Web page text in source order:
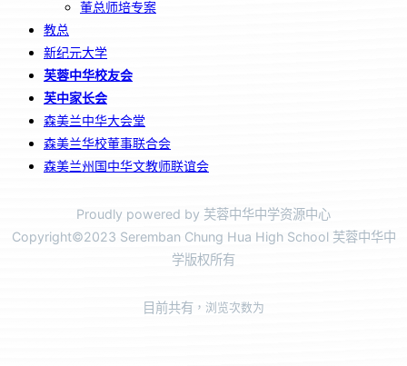
董总师培专案
教总
新纪元大学
芙蓉中华校友会
芙中家长会
森美兰中华大会堂
森美兰华校董事联合会
森美兰州国中华文教师联谊会
Proudly powered by 芙蓉中华中学资源中心
Copyright©2023 Seremban Chung Hua High School 芙蓉中华中
学版权所有
目前共有 ，浏览次数为